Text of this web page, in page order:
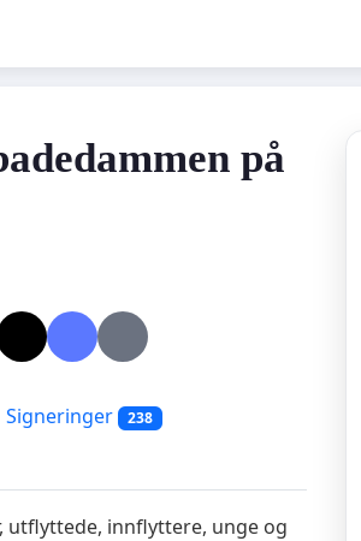
på
Signeringer 238
utflyttede, innflyttere, unge og